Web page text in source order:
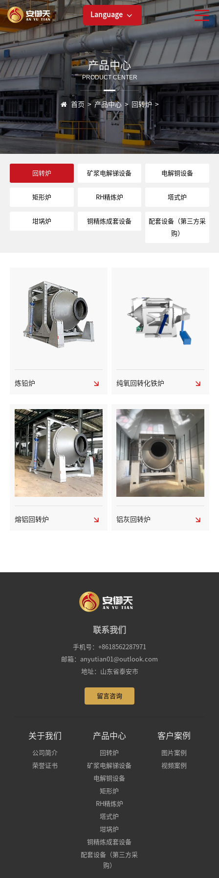
Language
产品中心
PRODUCT CENTER
首页 > 产品中心 > 回转炉 >
回转炉 矿浆电解锑设备 电解铜设备
矩形炉 RH精炼炉 塔式炉
坩埚炉 铜精炼成套设备
配套设备（第三方采
购）
炼铅炉 纯氧回转化铁炉
熔铝回转炉 铝灰回转炉
联系我们
手机号：+8618562287971
邮箱：anyutian01@outlook.com
地址：山东省泰安市
留言咨询
关于我们
公司简介
荣誉证书
产品中心
回转炉
矿浆电解锑设备
电解铜设备
矩形炉
RH精炼炉
塔式炉
坩埚炉
铜精炼成套设备
配套设备（第三方采
购）
客户案例
图片案例
视频案例